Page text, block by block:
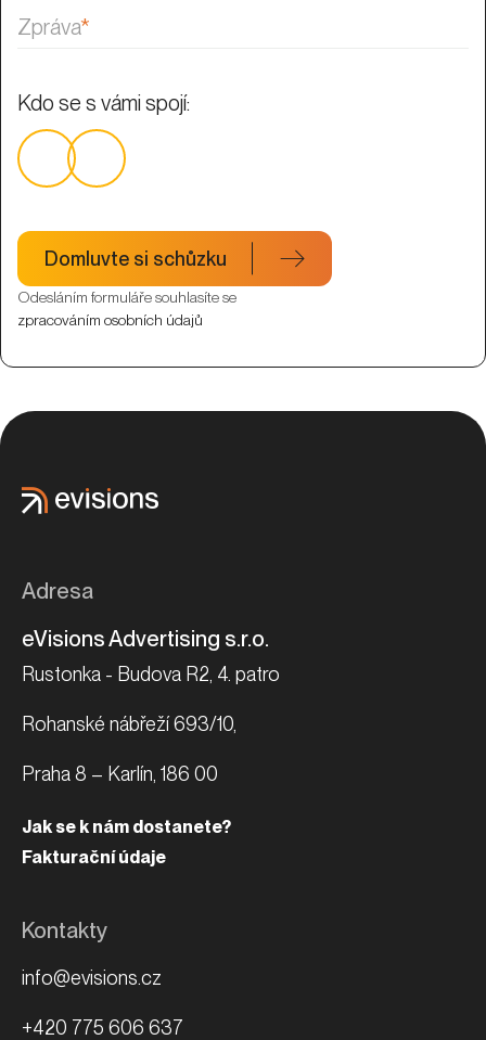
Zpráva*
Kdo se s vámi spojí:
Odesláním formuláře souhlasíte se
zpracováním osobních údajů
Domluvte si schůzku
Adresa
eVisions Advertising s.r.o.
Rustonka - Budova R2, 4. patro
Rohanské nábřeží 693/10,
Praha 8 – Karlín, 186 00
Jak se k nám dostanete?
Fakturační údaje
Kontakty
info@evisions.cz
+420 775 606 637